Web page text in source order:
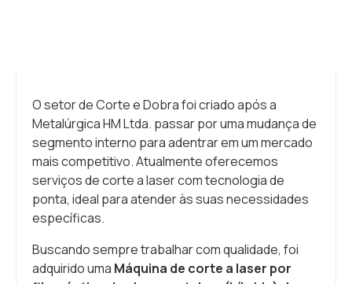
O setor de Corte e Dobra foi criado após a
Metalúrgica HM Ltda. passar por uma mudança de
segmento interno para adentrar em um mercado
mais competitivo. Atualmente oferecemos
serviços de corte a laser com tecnologia de
ponta, ideal para atender às suas necessidades
específicas.
Buscando sempre trabalhar com qualidade, foi
adquirido uma Máquina de corte a laser por